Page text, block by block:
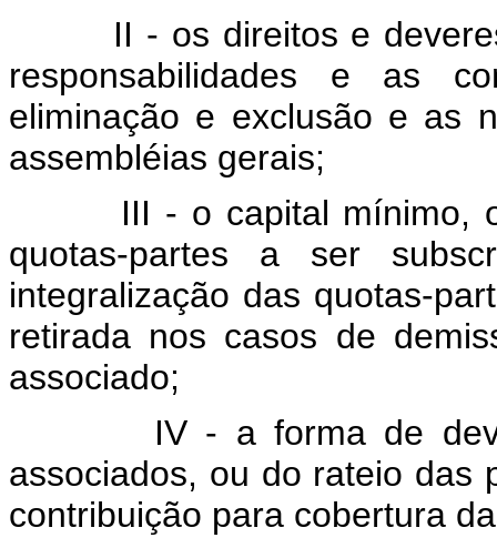
II - os direitos e
responsabilidades e as
eliminação e exclusão e as
assembléias gerais;
III - o capital mínimo,
quotas-partes a ser
integralização das quotas-
retirada nos casos de
associado;
IV - a forma de
associados, ou do rateio das
contribuição para cobertura